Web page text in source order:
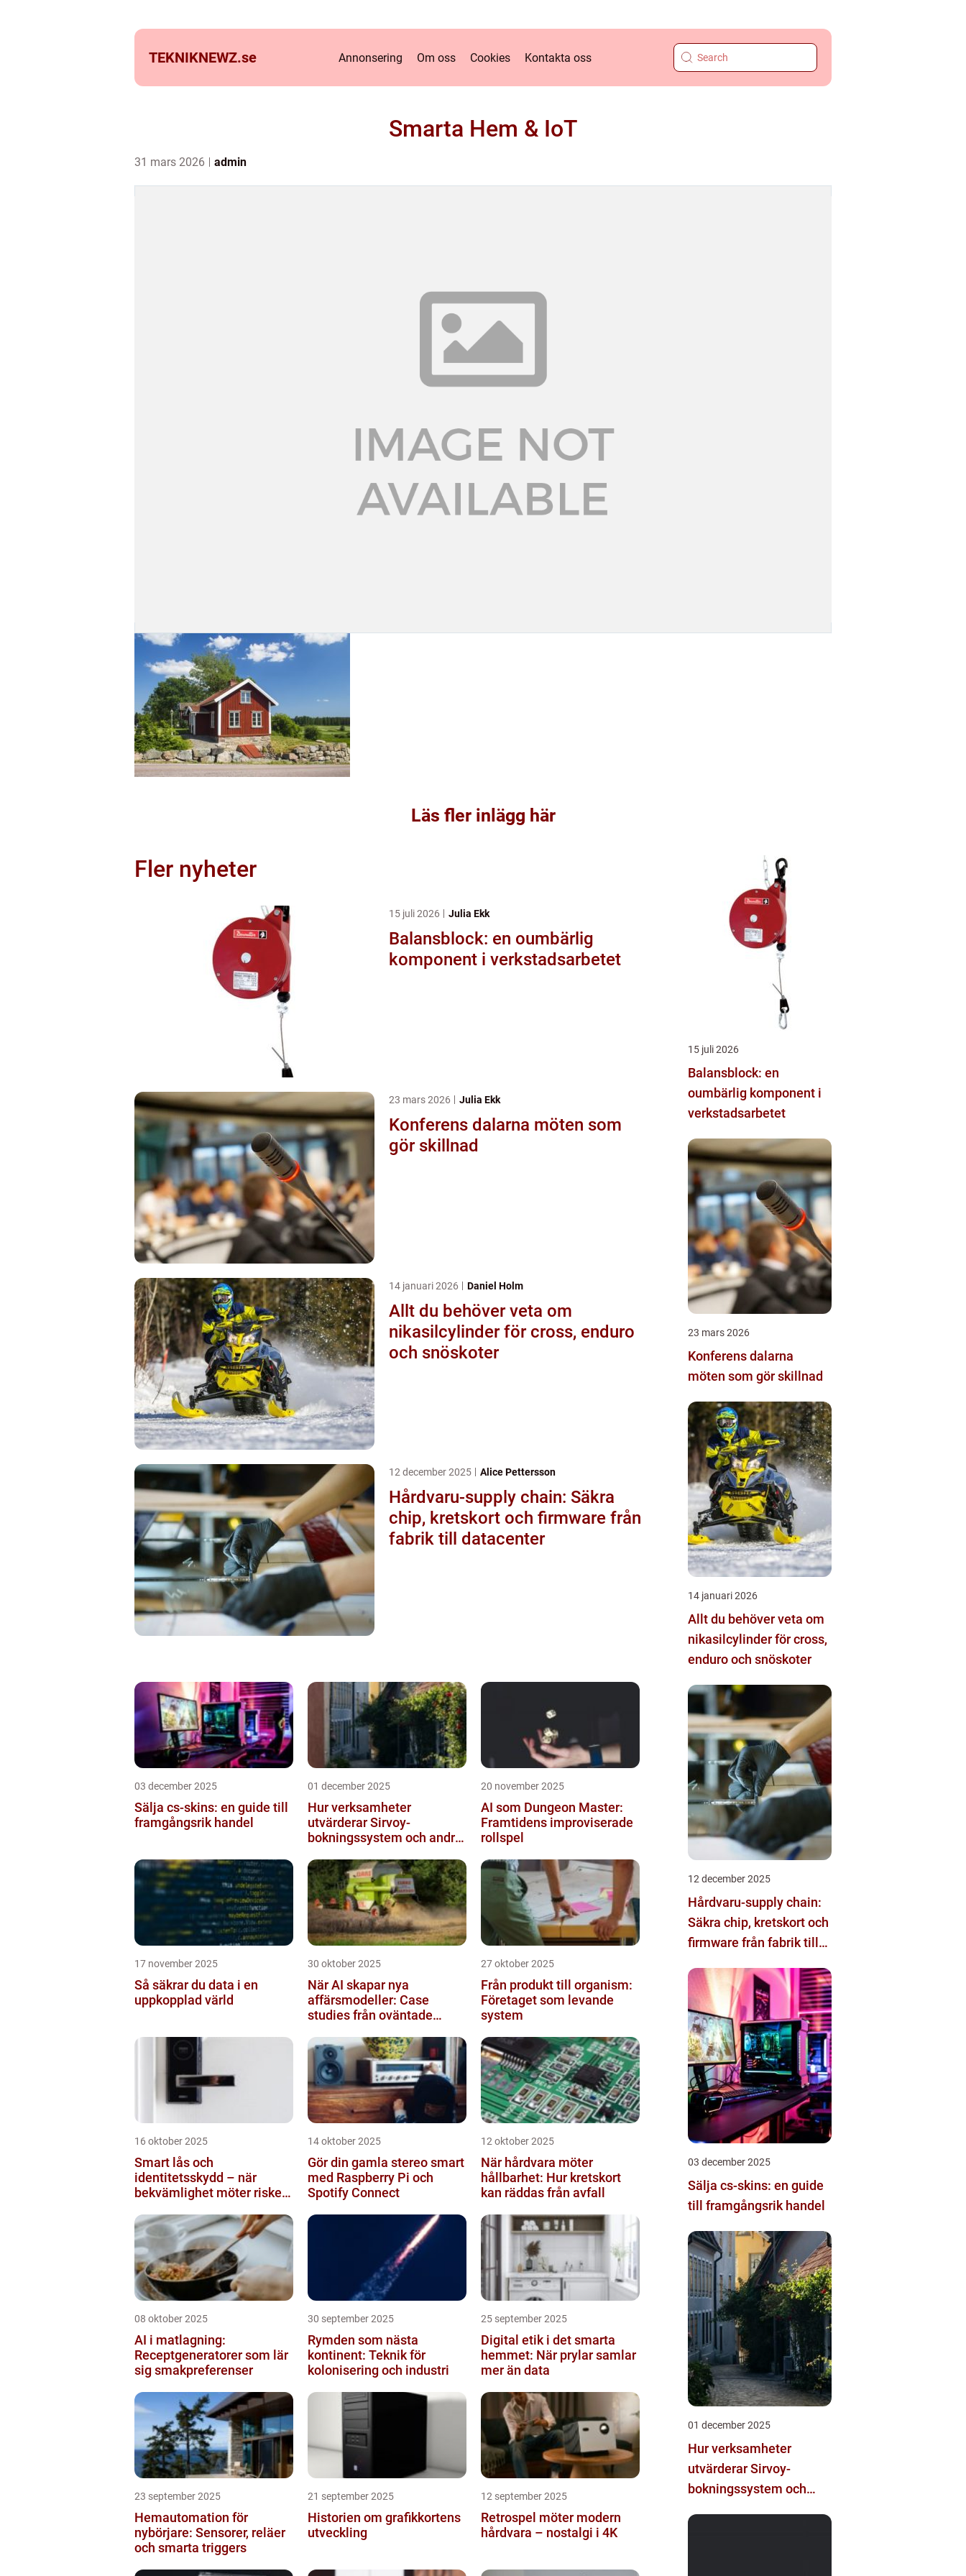
TEKNIKNEWZ.se Annonsering Om oss Cookies Kontakta oss
Smarta Hem & IoT
31 mars 2026 admin
Läs fler inlägg här
Fler nyheter
15 juli 2026 Julia Ekk
Balansblock: en oumbärlig
komponent i verkstadsarbetet
23 mars 2026 Julia Ekk
Konferens dalarna möten som
gör skillnad
14 januari 2026 Daniel Holm
Allt du behöver veta om
nikasilcylinder för cross, enduro
och snöskoter
12 december 2025 Alice Pettersson
Hårdvaru-supply chain: Säkra
chip, kretskort och firmware från
fabrik till datacenter
03 december 2025
Sälja cs-skins: en guide till
framgångsrik handel
01 december 2025
Hur verksamheter
utvärderar Sirvoy-
bokningssystem och andra
20 november 2025
AI som Dungeon Master:
Framtidens improviserade
rollspel
17 november 2025
Så säkrar du data i en
uppkopplad värld
30 oktober 2025
När AI skapar nya
affärsmodeller: Case
studies från oväntade
27 oktober 2025
Från produkt till organism:
Företaget som levande
system
16 oktober 2025
Smart lås och
identitetsskydd – när
bekvämlighet möter risker
14 oktober 2025
Gör din gamla stereo smart
med Raspberry Pi och
Spotify Connect
12 oktober 2025
När hårdvara möter
hållbarhet: Hur kretskort
kan räddas från avfall
08 oktober 2025
AI i matlagning:
Receptgeneratorer som lär
sig smakpreferenser
30 september 2025
Rymden som nästa
kontinent: Teknik för
kolonisering och industri
25 september 2025
Digital etik i det smarta
hemmet: När prylar samlar
mer än data
23 september 2025
Hemautomation för
nybörjare: Sensorer, reläer
och smarta triggers
21 september 2025
Historien om grafikkortens
utveckling
12 september 2025
Retrospel möter modern
hårdvara – nostalgi i 4K
15 juli 2026
Balansblock: en
oumbärlig komponent i
verkstadsarbetet
23 mars 2026
Konferens dalarna
möten som gör skillnad
14 januari 2026
Allt du behöver veta om
nikasilcylinder för cross,
enduro och snöskoter
12 december 2025
Hårdvaru-supply chain:
Säkra chip, kretskort och
firmware från fabrik till
03 december 2025
Sälja cs-skins: en guide
till framgångsrik handel
01 december 2025
Hur verksamheter
utvärderar Sirvoy-
bokningssystem och